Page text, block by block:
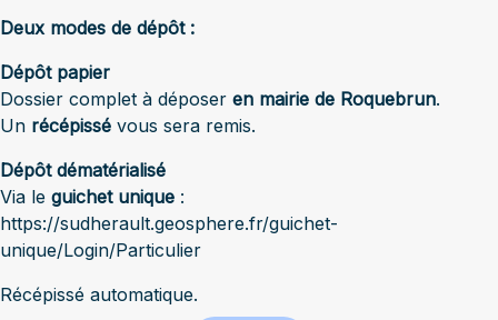
Deux modes de dépôt :
Dépôt papier
Dossier complet à déposer en mairie de Roquebrun.
Un récépissé vous sera remis.
Dépôt dématérialisé
Via le guichet unique :
https://sudherault.geosphere.fr/guichet-
unique/Login/Particulier
Récépissé automatique.